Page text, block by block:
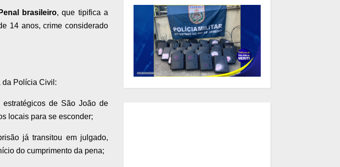
brasileiro, que tipifica a
14 anos, crime considerado
da Polícia Civil:
estratégicos de São João de
locais para se esconder;
já transitou em julgado,
do cumprimento da pena;